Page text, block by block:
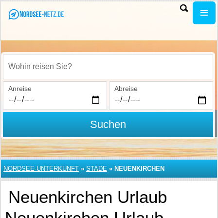
Wohin reisen Sie?
Anreise Abreise
Suchen
NORDSEE-UNTERKUNFT » STADE » NEUENKIRCHEN
Neuenkirchen Urlaub